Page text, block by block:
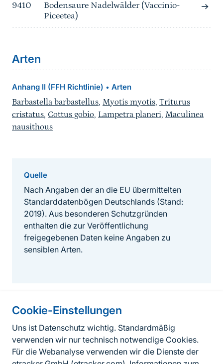
Cookie-Einstellungen
Uns ist Datenschutz wichtig. Standardmäßig
verwenden wir nur technisch notwendige Cookies.
Für die Webanalyse verwenden wir die Dienste der
9410
Bodensaure Nadelwälder (Vaccinio-
Piceetea)
Arten
Anhang II (FFH Richtlinie) • Arten
Barbastella barbastellus, Myotis myotis, Triturus
cristatus, Cottus gobio, Lampetra planeri, Maculinea
nausithous
Quelle
Nach Angaben der an die EU übermittelten
Standarddatenbögen Deutschlands (Stand:
2019). Aus besonderen Schutzgründen
enthalten die zur Veröffentlichung
freigegebenen Daten keine Angaben zu
sensiblen Arten.
Informationen zur Seite
FußzeileKontakt zum BfN